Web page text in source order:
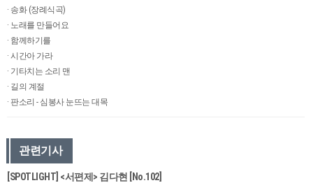
· 송화 (장례식곡)
· 노래를 만들어요
· 함께하기를
· 시간아 가라
· 기타치는 소리 맨
· 길의 계절
· 판소리 - 심봉사 눈뜨는 대목
관련기사
[SPOTLIGHT] <서편제> 김다현 [No.102]